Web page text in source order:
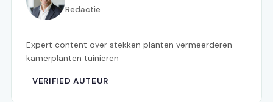
Redactie
Expert content over stekken planten vermeerderen
kamerplanten tuinieren
VERIFIED AUTEUR